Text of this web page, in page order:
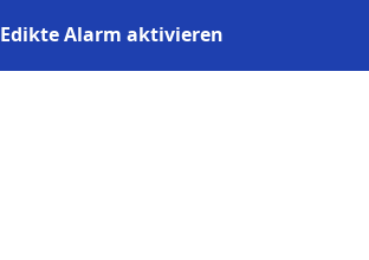
Edikte Alarm aktivieren